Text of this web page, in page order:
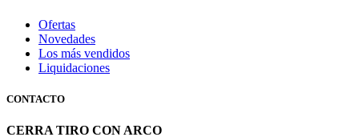
Ofertas
Novedades
Los más vendidos
Liquidaciones
CONTACTO
CERRA TIRO CON ARCO